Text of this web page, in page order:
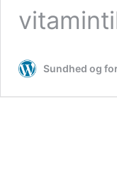
Sundhed og